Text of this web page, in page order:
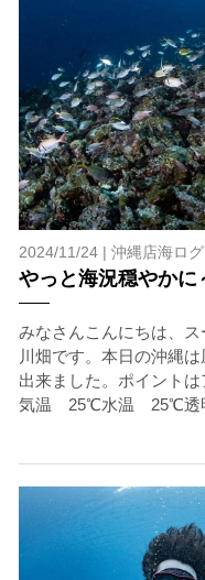
2024/11/24 | 沖縄店海ログ
やっと海況穏やかに
みなさんこんにちは、
川畑です。本日の沖縄
出来ました。ポイント
気温 25℃水温 25℃透
一度でもそのような
と、その後スイムで
いため、必ずこれら
4.スイム遂行の可否と
ツアー当日は、ゲス
スイムが実施できる
エントリーできなか
った場合でも返金は
承ください。
5.海況について
沖縄の1月～3月は、
ません。そのため、
ケリングを行う場合
のない方、また船酔
分な対策をお願いい
6.参加条件
た場合には、参加を
ダイビングの経験が
案内となる場合があ
ねますので、あらか